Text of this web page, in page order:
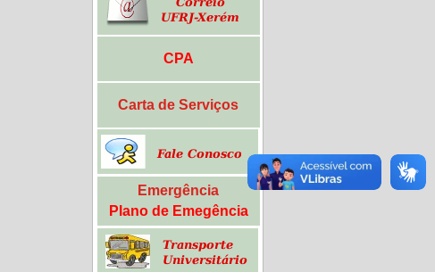
CPA
Carta de Serviços
Emergência
Plano de Emegência